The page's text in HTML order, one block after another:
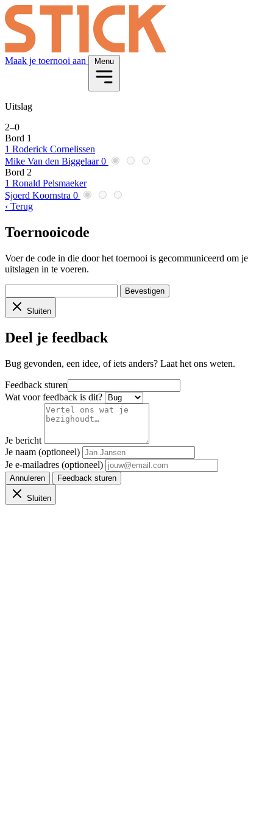
Maak je toernooi aan Menu
Uitslag
2–0
Bord 1
1 Roderick Cornelissen
Mike Van den Biggelaar 0
Bord 2
1 Ronald Pelsmaeker
Sjoerd Koornstra 0
‹ Terug
Toernooicode
Voer de code in die door het toernooi is gecommuniceerd om je
uitslagen in te voeren.
Bevestigen
Sluiten
Deel je feedback
Bug gevonden, een idee, of iets anders? Laat het ons weten.
Feedback sturen
Wat voor feedback is dit?
Je bericht
Je naam (optioneel)
Je e-mailadres (optioneel)
Annuleren Feedback sturen
Sluiten